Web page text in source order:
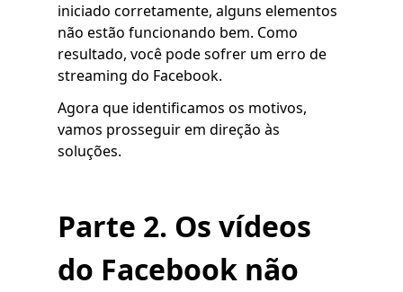
iniciado corretamente, alguns elementos
não estão funcionando bem. Como
resultado, você pode sofrer um erro de
streaming do Facebook.
Agora que identificamos os motivos,
vamos prosseguir em direção às
soluções.
Parte 2. Os vídeos
do Facebook não